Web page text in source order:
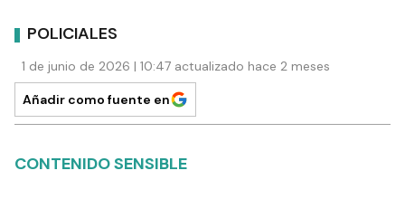
POLICIALES
1 de junio de 2026 | 10:47 actualizado hace 2 meses
Añadir como fuente en
CONTENIDO SENSIBLE